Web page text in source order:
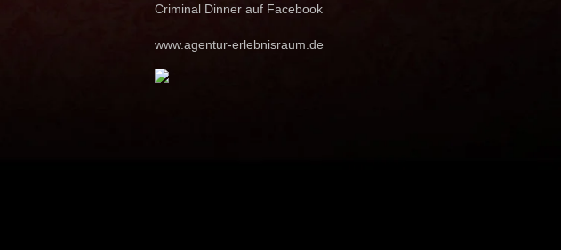
Criminal Dinner auf Facebook
www.agentur-erlebnisraum.de